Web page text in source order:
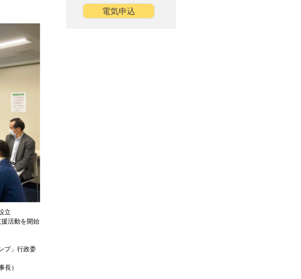
立
活動を開始
プ」行政委
）
電気申込